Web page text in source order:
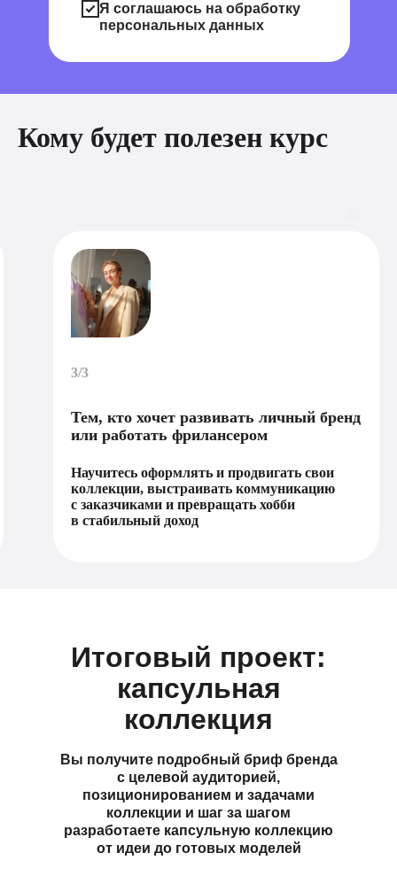
Я соглашаюсь на обработку
персональных данных
Кому будет полезен курс
3/3
Тем, кто хочет развивать личный бренд
или работать фрилансером
Научитесь оформлять и продвигать свои
коллекции, выстраивать коммуникацию
с заказчиками и превращать хобби
в стабильный доход
Вы получите подробный бриф бренда
с целевой аудиторией,
позиционированием и задачами
коллекции и шаг за шагом
разработаете капсульную коллекцию
от идеи до готовых моделей
Итоговый проект:
капсульная
коллекция